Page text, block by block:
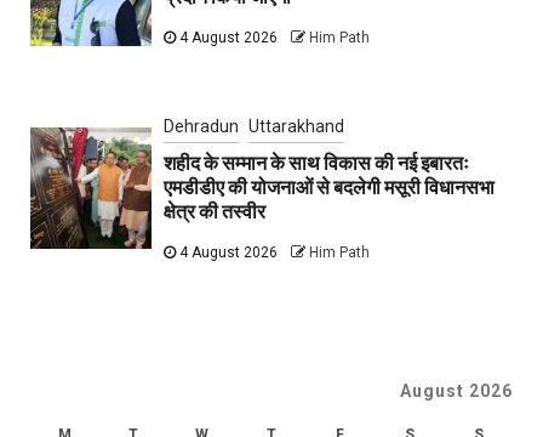
4 August 2026 Him Path
Dehradun Uttarakhand
शहीद के सम्मान के साथ विकास की नई इबारतः
एमडीडीए की योजनाओं से बदलेगी मसूरी विधानसभा
क्षेत्र की तस्वीर
4 August 2026 Him Path
August 2026